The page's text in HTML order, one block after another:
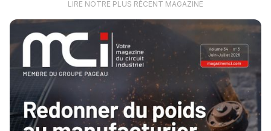
LIRE NOTRE PLUS RÉCENT MAGAZINE